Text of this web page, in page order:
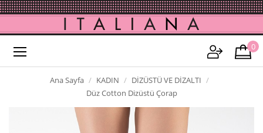
0
Ana Sayfa KADIN
DİZÜSTÜ VE DİZALTI
Düz Cotton Dizüstü Çorap